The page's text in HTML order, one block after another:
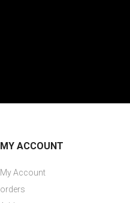
MY ACCOUNT
My Account
orders